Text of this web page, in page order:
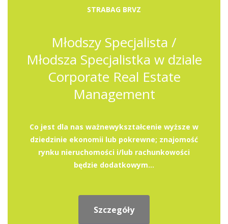
STRABAG BRVZ
Młodszy Specjalista /
Młodsza Specjalistka w dziale
Corporate Real Estate
Management
Co jest dla nas ważnewykształcenie wyższe w
dziedzinie ekonomii lub pokrewne; znajomość
rynku nieruchomości i/lub rachunkowości
będzie dodatkowym...
Szczegóły